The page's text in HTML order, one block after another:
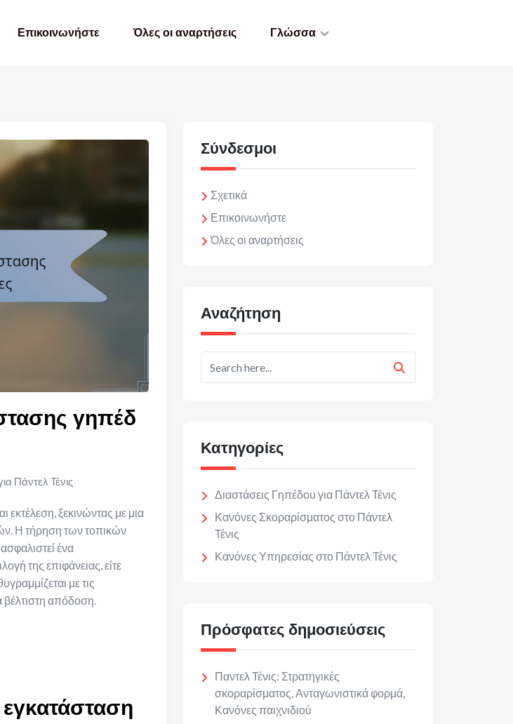
Επικοινωνήστε Όλες οι αναρτήσεις Γλώσσα
γηπέδ
Πάντελ Τένις
ξεκινώντας με μια
Η τήρηση των τοπικών
ένα
της επιφάνειας, είτε
με τις
βέλτιστη απόδοση.
εγκατάσταση
Σύνδεσμοι
Σχετικά
Επικοινωνήστε
Όλες οι αναρτήσεις
Αναζήτηση
Κατηγορίες
Διαστάσεις Γηπέδου για Πάντελ Τένις
Κανόνες Σκοραρίσματος στο Πάντελ
Τένις
Κανόνες Υπηρεσίας στο Πάντελ Τένις
Πρόσφατες δημοσιεύσεις
Παντελ Τένις: Στρατηγικές
σκοραρίσματος, Ανταγωνιστικά φορμά,
Κανόνες παιχνιδιού